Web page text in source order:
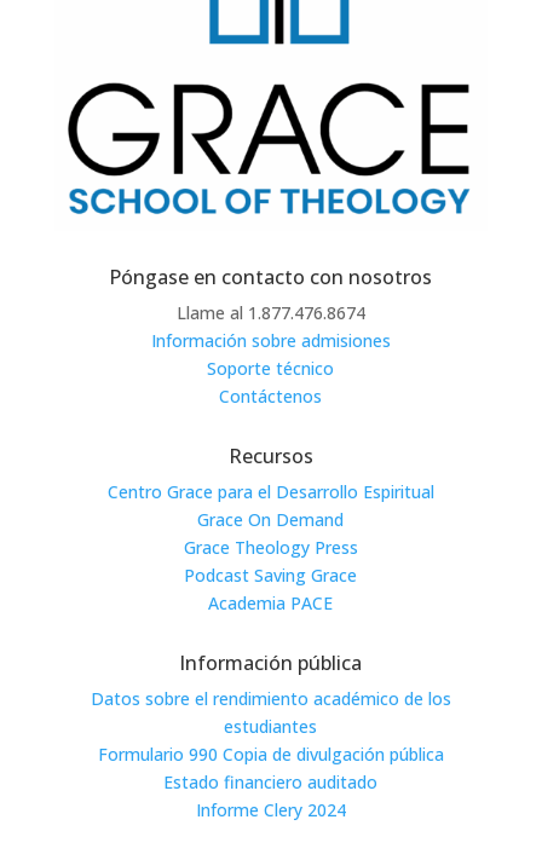
Póngase en contacto con nosotros
Llame al 1.877.476.8674
Información sobre admisiones
Soporte técnico
Contáctenos
Recursos
Centro Grace para el Desarrollo Espiritual
Grace On Demand
Grace Theology Press
Podcast Saving Grace
Academia PACE
Información pública
Datos sobre el rendimiento académico de los
estudiantes
Formulario 990 Copia de divulgación pública
Estado financiero auditado
Informe Clery 2024